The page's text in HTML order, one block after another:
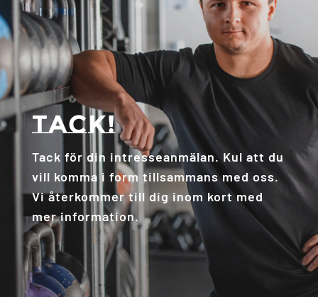
Tack!
Tack för din intresseanmälan. Kul att du
vill komma i form tillsammans med oss.
Vi återkommer till dig inom kort med
mer information.